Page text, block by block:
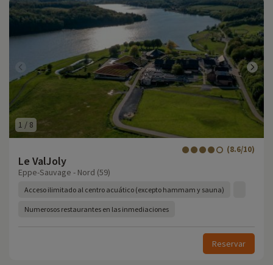
1 / 8
Le ValJoly
(8.6/10)
Eppe-Sauvage - Nord (59)
Acceso ilimitado al centro acuático (excepto hammam y sauna)
Numerosos restaurantes en las inmediaciones
Reservar